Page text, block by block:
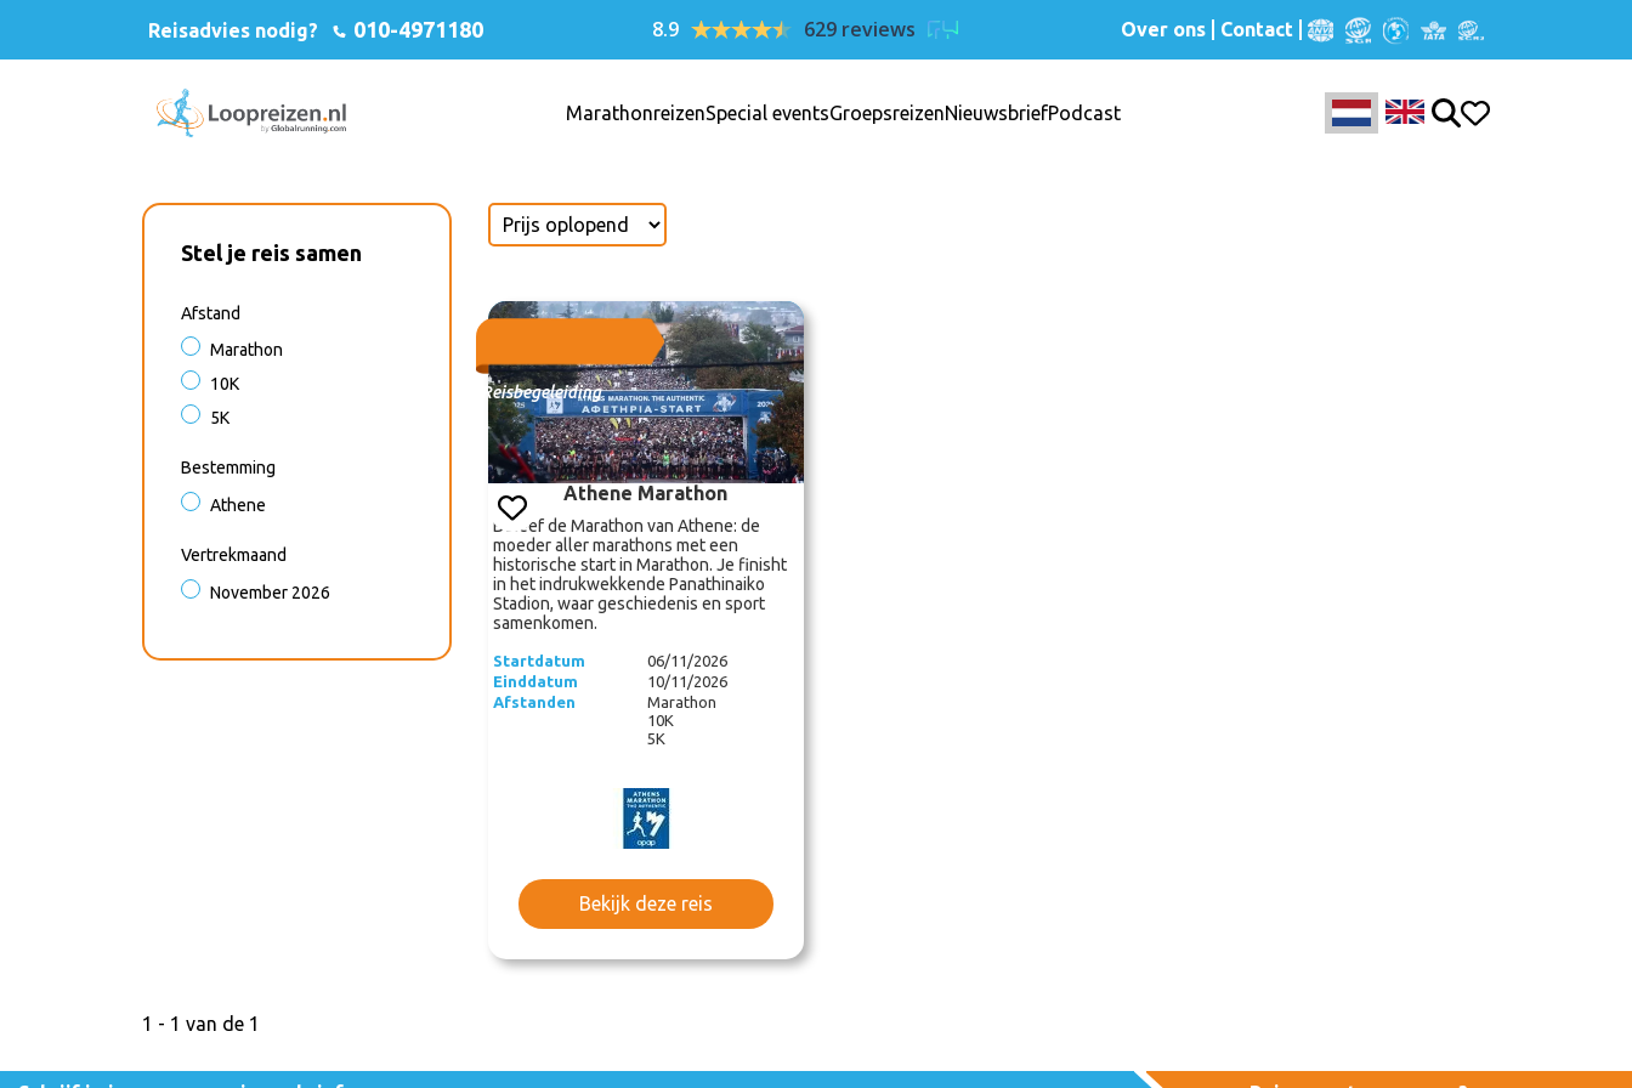
Reisadvies nodig? 010-4971180 8.9 629 reviews Over ons Contact
MarathonreizenSpecial eventsGroepsreizenNieuwsbriefPodcast
Stel je reis samen
Afstand
Marathon
10K
5K
Bestemming
Athene
Vertrekmaand
November 2026
Reisbegeleiding
Athene Marathon
Beleef de Marathon van Athene: de
moeder aller marathons met een
historische start in Marathon. Je finisht
in het indrukwekkende Panathinaiko
Stadion, waar geschiedenis en sport
samenkomen.
Startdatum
06/11/2026
Einddatum
10/11/2026
Afstanden
Marathon
10K
5K
Bekijk deze reis
1 - 1 van de 1